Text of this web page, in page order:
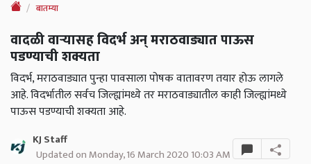
बातम्या
वादळी वाऱ्यासह विदर्भ अन् मराठवाड्यात पाऊस
पडण्याची शक्यता
विदर्भ, मराठवाड्यात पुन्हा पावसाला पोषक वातावरण तयार होऊ लागले
आहे. विदर्भातील सर्वच जिल्ह्यांमध्ये तर मराठवाड्यातील काही जिल्ह्यांमध्ये
पाऊस पडण्याची शक्यता आहे.
KJ Staff
Updated on Monday, 16 March 2020 10:03 AM